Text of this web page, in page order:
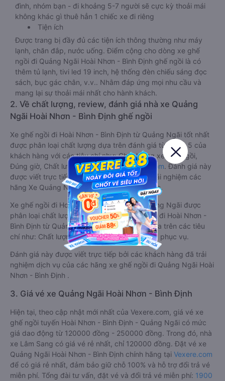
đình, nhóm bạn - đi khoảng 5-7 người sẽ cực kỳ thoải mái
không khác gì thuê hẳn 1 chiếc xe đi riêng
Tiện ích
Được trang bị đầy đủ các tiện ích thông thường như máy
lạnh, chăn đắp, nước uống. Điểm cộng cho dòng xe ghế
ngồi đi Quảng Ngãi Hoài Nhơn - Bình Định ghế ngồi là có
thêm tủ lạnh, tivi led 19 inch, hệ thống đèn chiếu sáng đọc
sách, bục gác chân, v.v.. Nhằm đáp ứng mọi nhu cầu và
mang lại sự thoải mái nhất cho hành khách.
2. Về chất lượng, review, đánh giá nhà xe Quảng
Ngãi Hoài Nhơn - Bình Định ghế ngồi
Xe ghế ngồi đi Hoài Nhơn - Bình Định từ Quảng Ngãi tốt nhất
được phân loại chất lượng dựa trên đánh giá từ 1 đến 5 của
khách hàng với các tiêu chí như: Chất lượng xe ghế ngồi,
Đúng giờ, Chất lượng phục vụ trênVexere.com. Đánh giá này
được viết trực tiếp bởi các khách hàng đã trải nghiệm các
hãng Xe Quảng Ngãi đi Hoài Nhơn - Bình Định.
Xe ghế ngồi đi Hoài Nhơn - Bình Định từ Quảng Ngãi được
phân loại chất lượng tốt nhất là xe Lâm Sang đi Hoài Nhơn -
Bình Định từ Quảng Ngãi đạt 3.9 / 5 điểm dựa trên các tiêu
chí như: Chất lượng xe, Đúng giờ, Chất lượng phục vụ.
Đánh giá này được viết trực tiếp bởi các khách hàng đã trải
nghiệm dịch vụ của các hãng xe ghế ngồi đi Quảng Ngãi Hoài
Nhơn - Bình Định .
3. Giá vé xe Quảng Ngãi Hoài Nhơn - Bình Định
Hiện tại, theo cập nhật mới nhất của Vexere.com, giá vé xe
ghế ngồi tuyến Hoài Nhơn - Bình Định - Quảng Ngãi có mức
giá dao động từ 120000 đồng - 250000 đồng. Trong đó, nhà
xe Lâm Sang có giá vé rẻ nhất, chỉ 120000 đồng. Đặt vé xe
Quảng Ngãi Hoài Nhơn - Bình Định chính hãng tại Vexere.com
để có giá rẻ nhất, đảm bảo giữ chỗ 100% và hỗ trợ đổi trả vé
miễn phí. Tổng đài tư vấn, đặt vé và đổi trả vé miễn phí: 1900